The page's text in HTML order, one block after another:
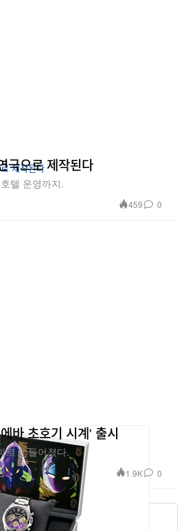
극으로 제작된다
텔 운영까지.
459 0
바 초호기 시계' 출시
로 만들어졌다.
1.9K 0
더 알아보기